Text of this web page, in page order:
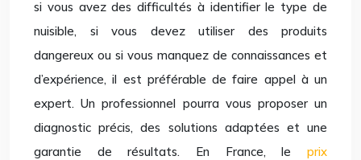
si vous avez des difficultés à identifier le type de
nuisible, si vous devez utiliser des produits
dangereux ou si vous manquez de connaissances et
d’expérience, il est préférable de faire appel à un
expert. Un professionnel pourra vous proposer un
diagnostic précis, des solutions adaptées et une
garantie de résultats. En France, le prix